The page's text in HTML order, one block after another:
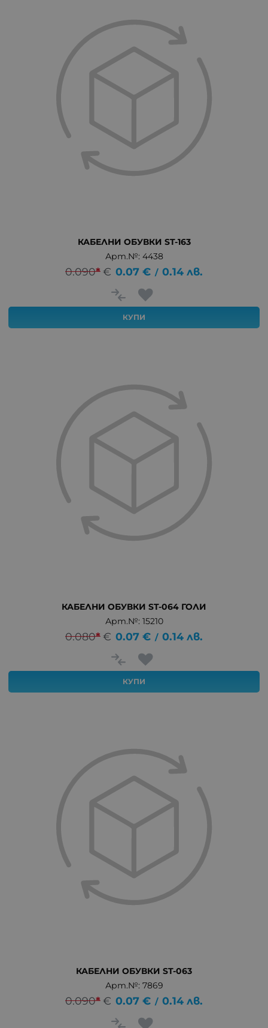
КАБЕЛНИ ОБУВКИ ST-163
Арт.№: 4438
0.090*€ 0.07 € / 0.14 лв.
КУПИ
КАБЕЛНИ ОБУВКИ ST-064 ГОЛИ
Арт.№: 15210
0.080*€ 0.07 € / 0.14 лв.
КУПИ
КАБЕЛНИ ОБУВКИ ST-063
Арт.№: 7869
0.090*€ 0.07 € / 0.14 лв.